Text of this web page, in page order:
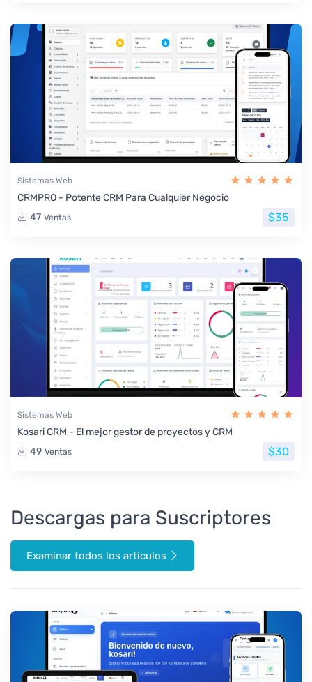
Sistemas Web
CRMPRO - Potente CRM Para Cualquier Negocio
47 Ventas $35
Sistemas Web
Kosari CRM - El mejor gestor de proyectos y CRM
49 Ventas $30
Descargas para Suscriptores
Examinar todos los artículos